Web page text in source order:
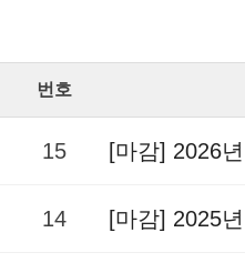
번호
15 [마감] 2026
14 [마감] 2025